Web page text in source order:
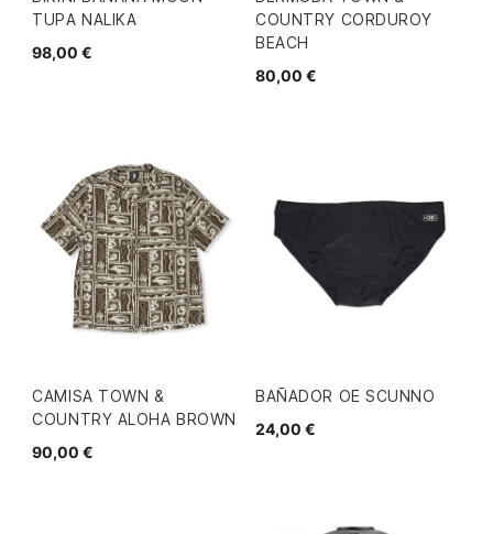
TUPA NALIKA
98,00 €
COUNTRY CORDUROY
BEACH
80,00 €
CAMISA TOWN &
COUNTRY ALOHA BROWN
90,00 €
BAÑADOR OE SCUNNO
24,00 €